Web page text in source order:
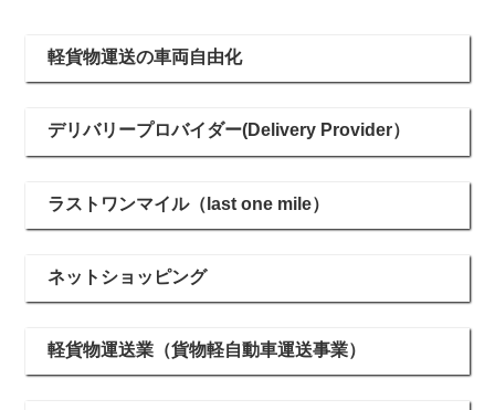
軽貨物運送の車両自由化
デリバリープロバイダー(Delivery Provider）
ラストワンマイル（last one mile）
ネットショッピング
軽貨物運送業（貨物軽自動車運送事業）